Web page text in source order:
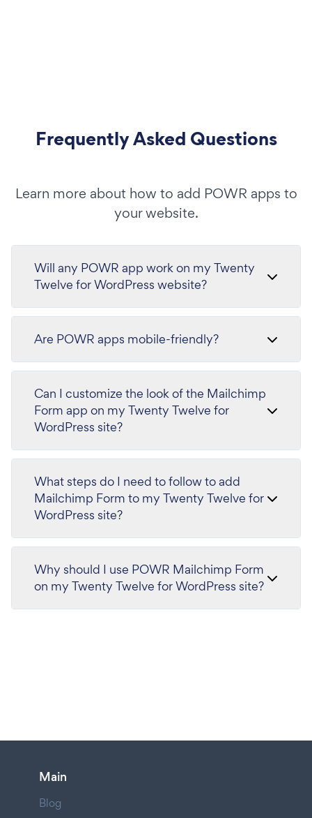
Frequently Asked Questions
Learn more about how to add POWR apps to
your website.
Will any POWR app work on my Twenty
Twelve for WordPress website?
Are POWR apps mobile-friendly?
Can I customize the look of the Mailchimp
Form app on my Twenty Twelve for
WordPress site?
What steps do I need to follow to add
Mailchimp Form to my Twenty Twelve for
WordPress site?
Why should I use POWR Mailchimp Form
on my Twenty Twelve for WordPress site?
Main
Blog